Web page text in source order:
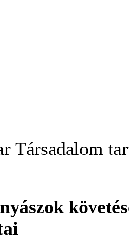
Társadalom